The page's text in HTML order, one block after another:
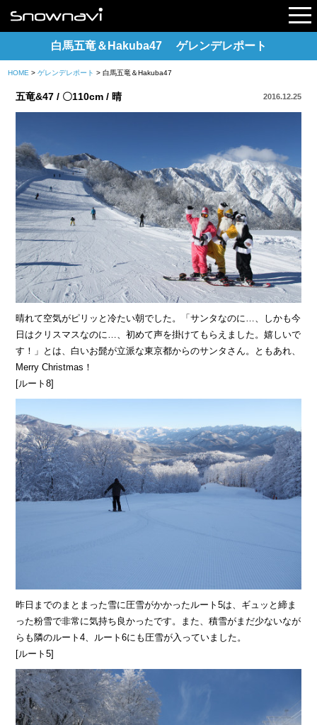
レポート
早割リフト券
白馬五竜＆Hakuba47 ゲレンデレポート
HOME >ゲレンデレポート > 白馬五竜＆Hakuba47
五竜&47 / 〇110cm / 晴 2016.12.25
晴れて空気がピリッと冷たい朝でした。「サンタなのに…、しかも今
日はクリスマスなのに…、初めて声を掛けてもらえました。嬉しいで
す！」とは、白いお髭が立派な東京都からのサンタさん。ともあれ、
Merry Christmas！
[ルート8]
昨日までのまとまった雪に圧雪がかかったルート5は、ギュッと締ま
った粉雪で非常に気持ち良かったです。また、積雪がまだ少ないなが
らも隣のルート4、ルート6にも圧雪が入っていました。
[ルート5]